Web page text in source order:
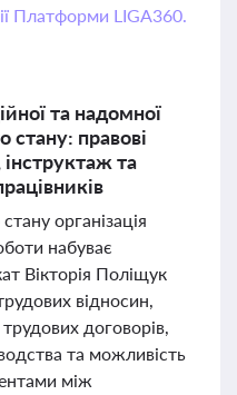
Платформи LIGA360.
та надомної
стану: правові
інструктаж та
організація
набуває
Вікторія Поліщук
відносин,
договорів,
та можливість
між